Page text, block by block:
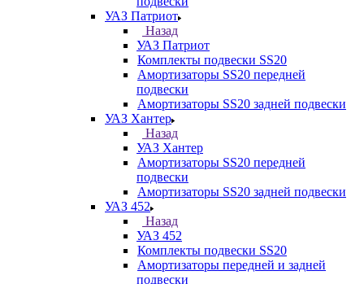
УАЗ Патриот
Назад
УАЗ Патриот
Комплекты подвески SS20
Амортизаторы SS20 передней
подвески
Амортизаторы SS20 задней подвески
УАЗ Хантер
Назад
УАЗ Хантер
Амортизаторы SS20 передней
подвески
Амортизаторы SS20 задней подвески
УАЗ 452
Назад
УАЗ 452
Комплекты подвески SS20
Амортизаторы передней и задней
подвески